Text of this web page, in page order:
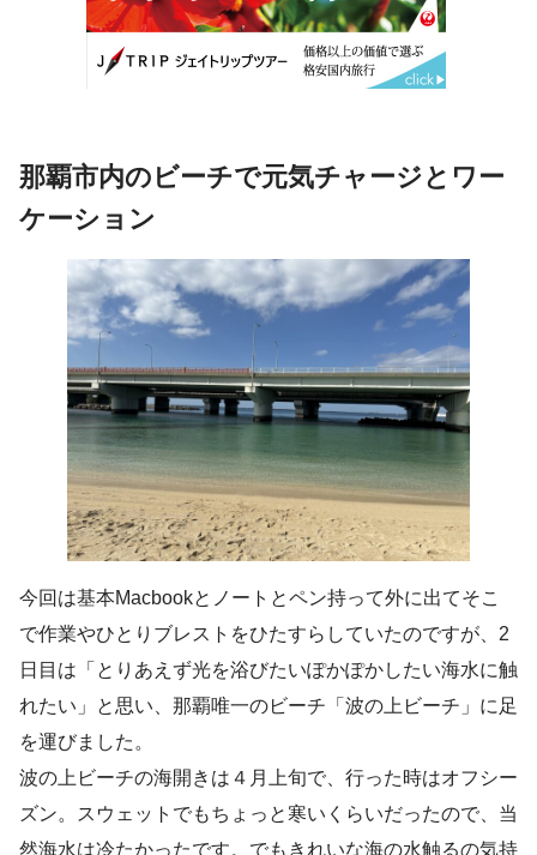
那覇市内のビーチで元気チャージとワー
ケーション
今回は基本Macbookとノートとペン持って外に出てそこ
で作業やひとりブレストをひたすらしていたのですが、2
日目は「とりあえず光を浴びたいぽかぽかしたい海水に触
れたい」と思い、那覇唯一のビーチ「波の上ビーチ」に足
を運びました。
波の上ビーチの海開きは４月上旬で、行った時はオフシー
ズン。スウェットでもちょっと寒いくらいだったので、当
然海水は冷たかったです。でもきれいな海の水触るの気持